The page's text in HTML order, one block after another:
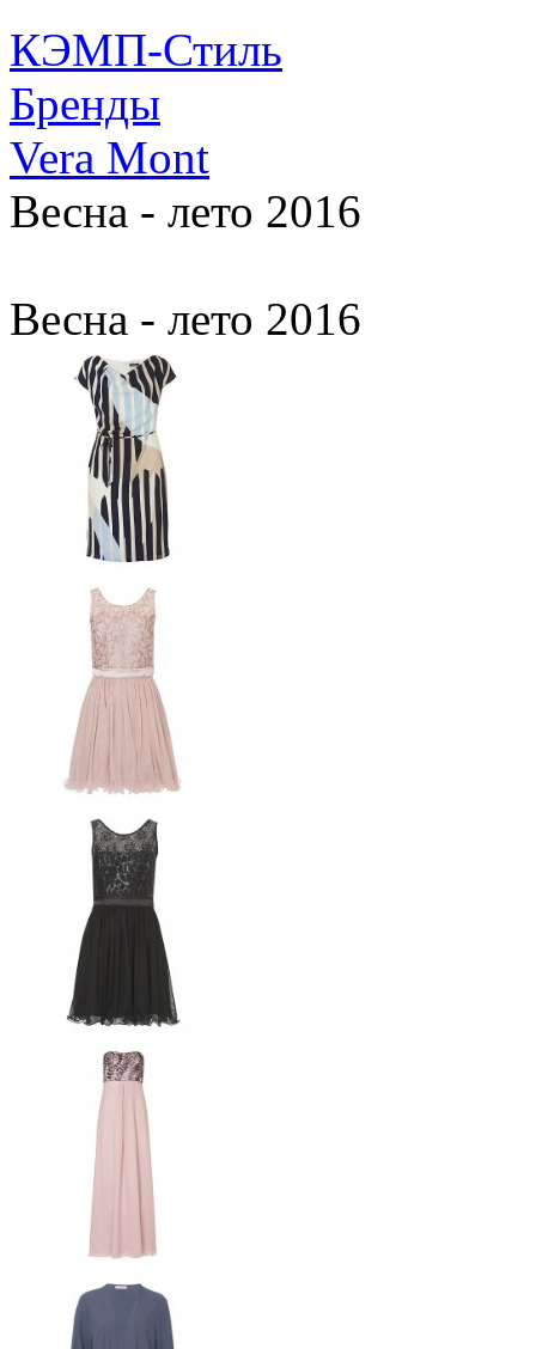
КЭМП-Стиль
Бренды
Vera Mont
Весна - лето 2016
Весна - лето 2016